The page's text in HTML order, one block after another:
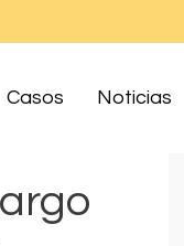
Casos Noticias